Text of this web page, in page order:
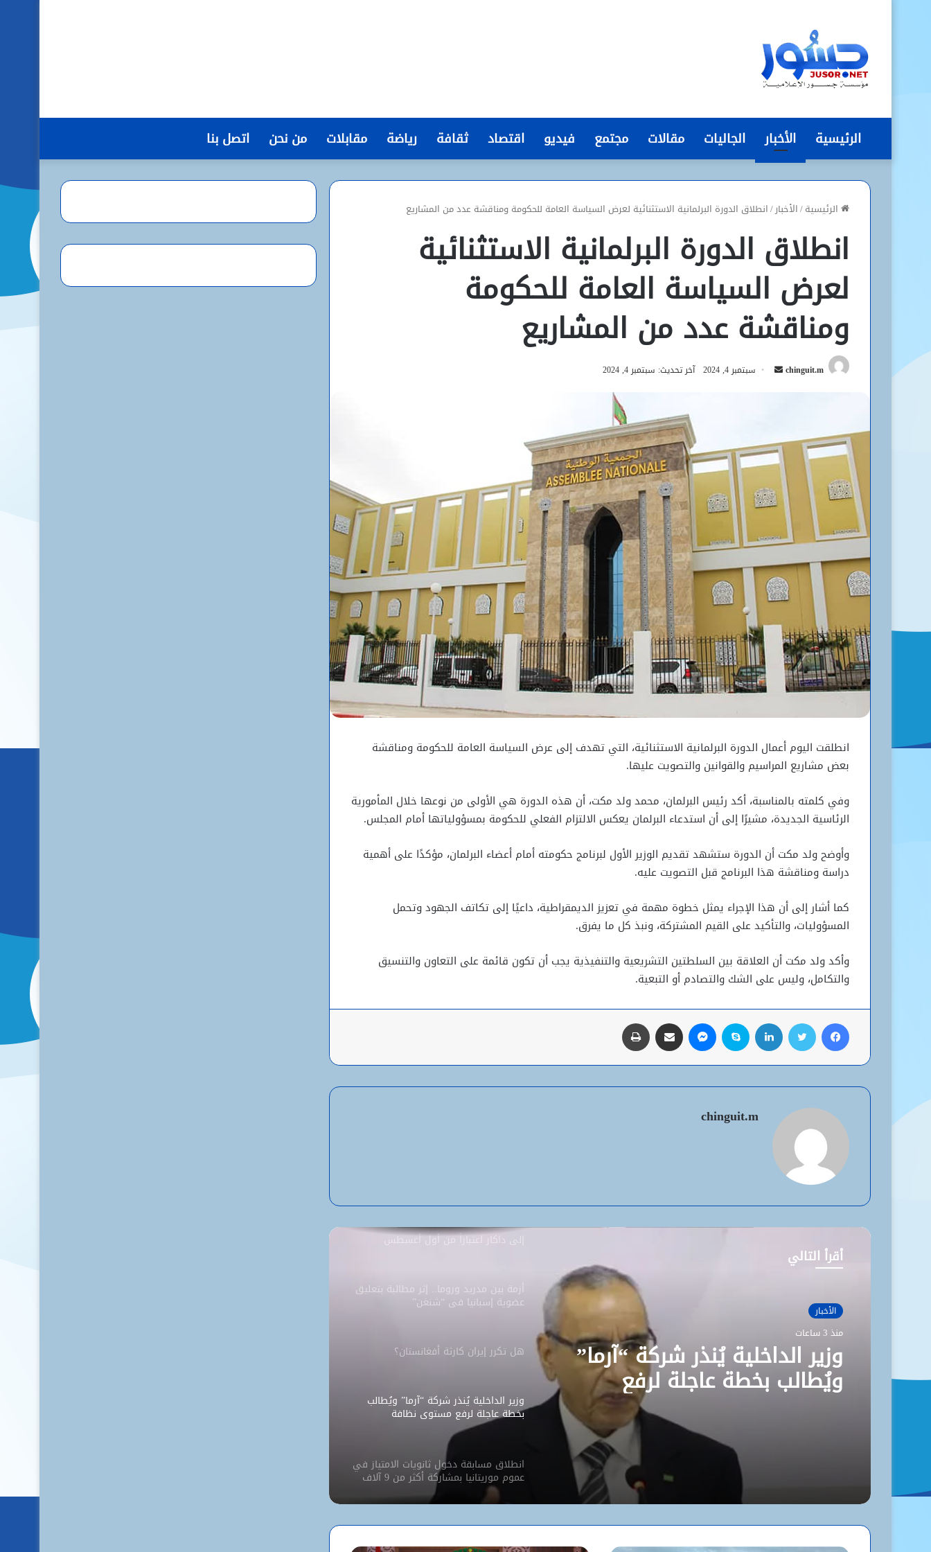
الرئيسية الأخبار الجاليات مقالات مجتمع فيديو اقتصاد ثقافة رياضة مقابلات من نحن اتصل بنا
الرئيسية/الأخبار/انطلاق الدورة البرلمانية الاستثنائية لعرض السياسة العامة للحكومة ومناقشة عدد من المشاريع
انطلاق الدورة البرلمانية الاستثنائية
لعرض السياسة العامة للحكومة
ومناقشة عدد من المشاريع
chinguit.m
أرسل سبتمبر 4, 2024 آخر تحديث: سبتمبر 4, 2024
انطلقت اليوم أعمال الدورة البرلمانية الاستثنائية، التي تهدف إلى عرض السياسة العامة للحكومة ومناقشة
بعض مشاريع المراسيم والقوانين والتصويت عليها.
وفي كلمته بالمناسبة، أكد رئيس البرلمان، محمد ولد مكت، أن هذه الدورة هي الأولى من نوعها خلال المأمورية
الرئاسية الجديدة، مشيرًا إلى أن استدعاء البرلمان يعكس الالتزام الفعلي للحكومة بمسؤولياتها أمام المجلس.
وأوضح ولد مكت أن الدورة ستشهد تقديم الوزير الأول لبرنامج حكومته أمام أعضاء البرلمان، مؤكدًا على أهمية
دراسة ومناقشة هذا البرنامج قبل التصويت عليه.
كما أشار إلى أن هذا الإجراء يمثل خطوة مهمة في تعزيز الديمقراطية، داعيًا إلى تكاتف الجهود وتحمل
المسؤوليات، والتأكيد على القيم المشتركة، ونبذ كل ما يفرق.
وأكد ولد مكت أن العلاقة بين السلطتين التشريعية والتنفيذية يجب أن تكون قائمة على التعاون والتنسيق
والتكامل، وليس على الشك والتصادم أو التبعية.
فيسبوك تويتر لينكدإن سكايب ماسنجر مشاركة عبر البريد
chinguit.m
أقرأ التالي
الأخبار
منذ 3 ساعات
وزير الداخلية يُنذر شركة “آرما”
ويُطالب بخطة عاجلة لرفع
مستوى نظافة نواكشوط
السفارة الأمريكية تحيل طلبات التأشيرة
إلى داكار اعتباراً من أول أغسطس
أزمة بين مدريد وروما.. إثر مطالبة بتعليق
عضوية إسبانيا في “شنغن”
هل تكرر إيران كارثة أفغانستان؟
وزير الداخلية يُنذر شركة “آرما” ويُطالب
بخطة عاجلة لرفع مستوى نظافة
نواكشوط
انطلاق مسابقة دخول ثانويات الامتياز في
عموم موريتانيا بمشاركة أكثر من 9 آلاف
مترشح
كيف استخدم الاحتلال سلاح الإبعاد للتفرد